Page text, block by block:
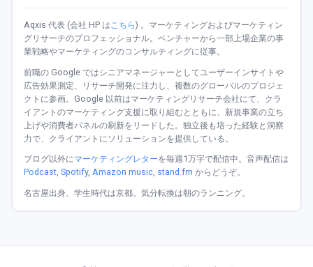
Aqxis 代表 (会社 HP はこちら) 。マーケティングおよびマーケティン
グリサーチのプロフェッショナル。ベンチャーから一部上場企業の事
業戦略やマーケティングのコンサルティングに従事。
前職の Google ではシニアマネージャーとしてユーザーインサイトや
広告効果測定、リサーチ開発に注力し、複数のグローバルのプロジェ
クトに参画。Google 以前はマーケティングリサーチ会社にて、クラ
イアントのマーケティング支援に取り組むとともに、新規事業の立ち
上げや消費者パネルの刷新をリードした。独立後も培った経験と洞察
力で、クライアントにソリューションを提供している。
ブログ以外にマーケティングレターを毎週1万字で配信中。音声配信は
Podcast, Spotify, Amazon music, stand.fm からどうぞ。
名古屋出身、学生時代は京都。気分転換は朝のランニング。